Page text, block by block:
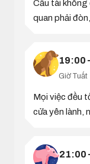
Cầu tài không
quan phải
19:00
Giờ Tuất
Mọi việc đều
cửa yên lành,
21:00